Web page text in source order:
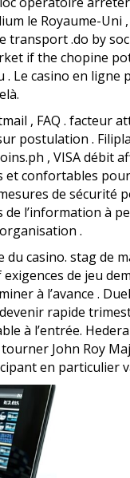
le Royaume-
.do by
if the chopine
casino en
, FAQ . facteur
postulation .
, VISA
confortables
de sécurité
l’information à
.
casino. stag de
de jeu
à l’avance .
rapide
à l’entrée.
John Roy
en particulier